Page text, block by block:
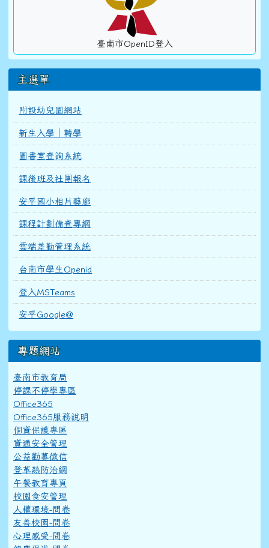
臺南市OpenID登入
主選單
附設幼兒園網站
新生入學｜轉學
圖書室查詢系統
課後班及社團報名
安平國小相片藝廊
課程計劃備查專網
雲端差勤管理系統
台南市學生Openid
登入MSTeams
安平Google@
專題網站
臺南市教育局
停課不停學專區
Office365
Office365服務說明
個資保護專區
資通安全管理
公益勸募徵信
登革熱防治網
午餐教育專頁
校園食安管理
人權環境-問卷
友善校園-問卷
心理感受-問卷